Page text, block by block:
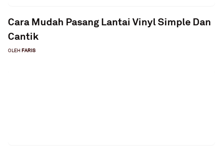
Cara Mudah Pasang Lantai Vinyl Simple Dan
Cantik
OLEH FARIS